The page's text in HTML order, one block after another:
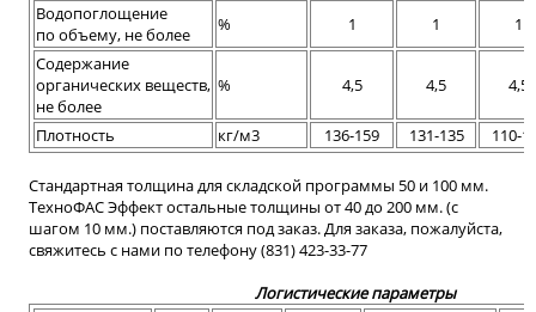
Водопоглощение
по объему, не более
% 1 1
1
Содержание
органических веществ,
не более
% 4,5 4,5 4,5
Плотность кг/м3 136-159 131-135 110-
Стандартная толщина для складской программы 50 и 100 мм.
ТехноФАС Эффект остальные толщины от 40 до 200 мм. (с
шагом 10 мм.) поставляются под заказ. Для заказа, пожалуйста,
свяжитесь с нами по телефону (831) 423-33-77
Логистические параметры